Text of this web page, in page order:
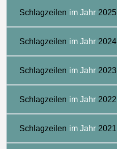
Schlagzeilen im Jahr 2025
Schlagzeilen im Jahr 2024
Schlagzeilen im Jahr 2023
Schlagzeilen im Jahr 2022
Schlagzeilen im Jahr 2021